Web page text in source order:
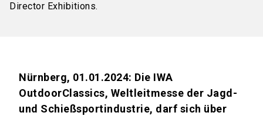
Director Exhibitions.
Nürnberg, 01.01.2024: Die IWA
OutdoorClassics, Weltleitmesse der Jagd-
und Schießsportindustrie, darf sich über